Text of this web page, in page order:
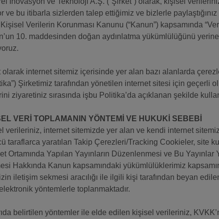
ve bu itibarla sizlerden talep ettiğimiz ve bizlerle
Kişisel Verilerin Korunması Kanunu (“Kanun”) kapsamında
10. maddesinden doğan aydınlatma yükümlülüğünü
olarak internet sitemiz içerisinde yer alan bazı alanlarda
Şirketimiz tarafından yönetilen internet sitesi için geçerli
ziyaretiniz sırasında işbu Politika’da açıklanan şekilde
VERİ TOPLAMANIN YÖNTEMİ VE HUKUKİ SEBEBİ
verileriniz, internet sitemizde yer alan ve kendi internet
taraflarca yaratılan Takip Çerezleri/Tracking Cookieler, site
Ortamında Yapılan Yayınların Düzenlenmesi ve Bu
Hakkında Kanun kapsamındaki yükümlülüklerimiz
iletişim sekmesi aracılığı ile ilgili kişi tarafından beyan
yöntemlerle toplanmaktadır.
belirtilen yöntemler ile elde edilen kişisel verileriniz,